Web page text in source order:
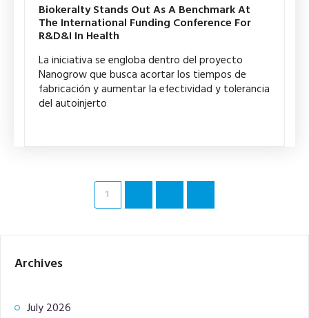
Biokeralty Stands Out As A Benchmark At
The International Funding Conference For
R&D&I In Health
La iniciativa se engloba dentro del proyecto
Nanogrow que busca acortar los tiempos de
fabricación y aumentar la efectividad y tolerancia
del autoinjerto
1
Archives
July 2026